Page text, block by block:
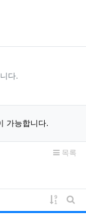
다.
가능합니다.
목록
게시물
게